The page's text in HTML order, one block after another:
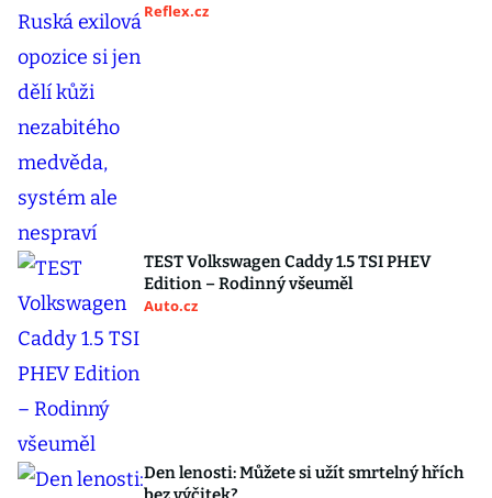
Reflex.cz
TEST Volkswagen Caddy 1.5 TSI PHEV
Edition – Rodinný všeuměl
Auto.cz
Den lenosti: Můžete si užít smrtelný hřích